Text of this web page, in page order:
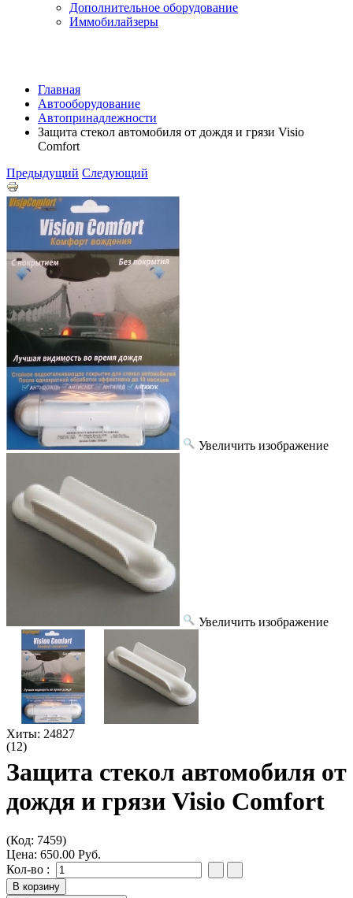
Дополнительное оборудование
Иммобилайзеры
Главная
Автооборудование
Автопринадлежности
Защита стекол автомобиля от дождя и грязи Visio
Comfort
Предыдущий Следующий
Увеличить изображение
Увеличить изображение
Хиты: 24827
(12)
Защита стекол автомобиля от
дождя и грязи Visio Comfort
(Код: 7459)
Цена: 650.00 Руб.
Кол-во :